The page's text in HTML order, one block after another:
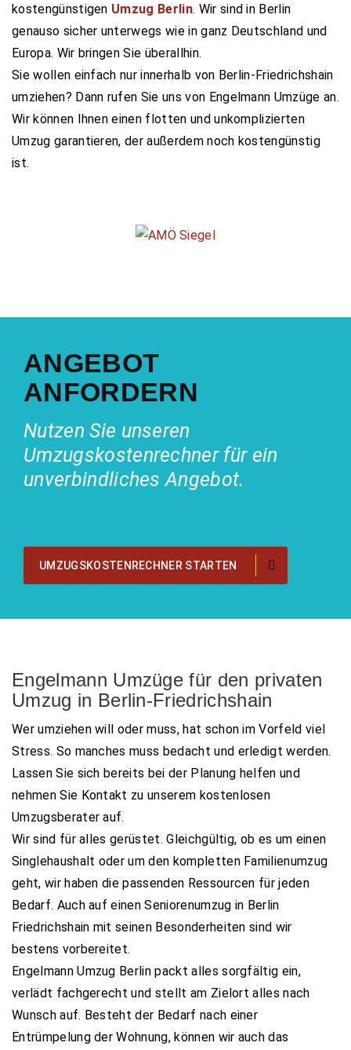
kostengünstigen Umzug Berlin. Wir sind in Berlin
genauso sicher unterwegs wie in ganz Deutschland und
Europa. Wir bringen Sie überallhin.
Sie wollen einfach nur innerhalb von Berlin-Friedrichshain
umziehen? Dann rufen Sie uns von Engelmann Umzüge an.
Wir können Ihnen einen flotten und unkomplizierten
Umzug garantieren, der außerdem noch kostengünstig
ist.
ANGEBOT
ANFORDERN
Nutzen Sie unseren
Umzugskostenrechner für ein
unverbindliches Angebot.
UMZUGSKOSTENRECHNER STARTEN
Engelmann Umzüge für den privaten
Umzug in Berlin-Friedrichshain
Wer umziehen will oder muss, hat schon im Vorfeld viel
Stress. So manches muss bedacht und erledigt werden.
Lassen Sie sich bereits bei der Planung helfen und
nehmen Sie Kontakt zu unserem kostenlosen
Umzugsberater auf.
Wir sind für alles gerüstet. Gleichgültig, ob es um einen
Singlehaushalt oder um den kompletten Familienumzug
geht, wir haben die passenden Ressourcen für jeden
Bedarf. Auch auf einen Seniorenumzug in Berlin
Friedrichshain mit seinen Besonderheiten sind wir
bestens vorbereitet.
Engelmann Umzug Berlin packt alles sorgfältig ein,
verlädt fachgerecht und stellt am Zielort alles nach
Wunsch auf. Besteht der Bedarf nach einer
Entrümpelung der Wohnung, können wir auch das